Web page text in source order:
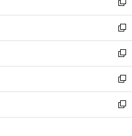
で
開
く
ド
ウ
で
開
く
ィ
ン
ド
ウ
で
開
く
い
ウ
ィ
ン
ド
ウ
で
開
く
新
し
い
ウ
ィ
ン
ド
ウ
で
開
新
し
い
ウ
ィ
ン
ド
ウ
新
し
い
ウ
ィ
ン
新
し
い
ウ
新
し